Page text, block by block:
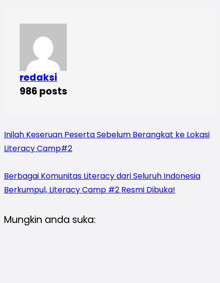
redaksi
986 posts
Inilah Keseruan Peserta Sebelum Berangkat ke Lokasi
Literacy Camp#2
Berbagai Komunitas Literacy dari Seluruh Indonesia
Berkumpul, Literacy Camp #2 Resmi Dibuka!
Mungkin anda suka: